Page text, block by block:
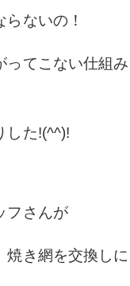
ないの！
ってこない仕組
した!(^^)!
フさんが
焼き網を交換し